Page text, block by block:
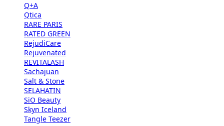
Q+A
Qtica
RARE PARIS
RATED GREEN
RejudiCare
Rejuvenated
REVITALASH
Sachajuan
Salt & Stone
SELAHATIN
SiO Beauty
Skyn Iceland
Tangle Teezer